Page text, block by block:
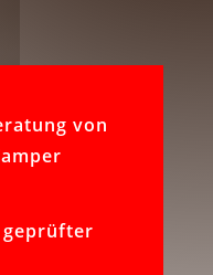
von
geprüfter